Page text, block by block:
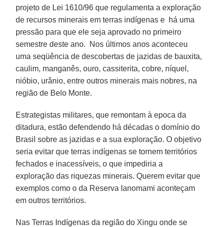
projeto de Lei 1610/96 que regulamenta a exploração
de recursos minerais em terras indígenas e há uma
pressão para que ele seja aprovado no primeiro
semestre deste ano. Nos últimos anos aconteceu
uma seqüência de descobertas de jazidas de bauxita,
caulim, manganês, ouro, cassiterita, cobre, níquel,
nióbio, urânio, entre outros minerais mais nobres, na
região de Belo Monte.
Estrategistas militares, que remontam à epoca da
ditadura, estão defendendo há décadas o domínio do
Brasil sobre as jazidas e a sua exploração. O objetivo
seria evitar que terras indígenas se tornem territórios
fechados e inacessíveis, o que impediria a
exploração das riquezas minerais. Querem evitar que
exemplos como o da Reserva Ianomami aconteçam
em outros territórios.
Nas Terras Indígenas da região do Xingu onde se